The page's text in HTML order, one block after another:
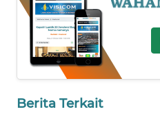
Berita Terkait
WN
BENGKULU
WN
LAMPUNG
WN